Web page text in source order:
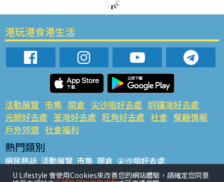
港玩港食港生活
活動展覽 市集 開倉 尖沙咀好去處 銅鑼灣好去處
元朗好去處 荃灣好去處 旺角好去處 社會 餐廳情報
戶外郊遊 社會福利
熱門類別
網民熱話 活動展覽 市集 開倉 尖沙咀好去處
銅鑼灣好去處 元朗好去處 荃灣好去處 旺角好去處 社會
U Lifestyle 會使用Cookies來改善您的網站體驗，請確定您同意